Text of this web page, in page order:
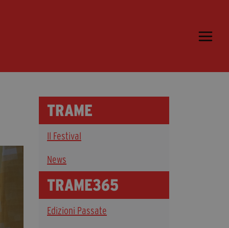
Ospiti
Media & Press
News & Kit
Accrediti Stampa
Cartella Stampa
Rassegna Stampa
TRAME
Il Festival
News
TRAME365
Edizioni Passate